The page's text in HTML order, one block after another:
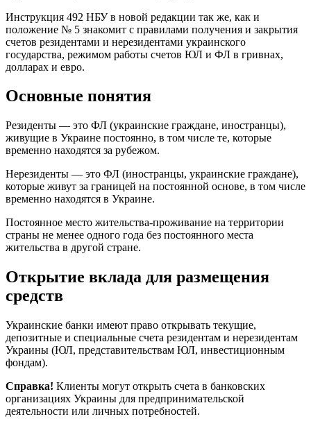
Инструкция 492 НБУ в новой редакции так же, как и
положение № 5 знакомит с правилами получения и закрытия
счетов резидентами и нерезидентами украинского
государства, режимом работы счетов ЮЛ и ФЛ в гривнах,
долларах и евро.
Основные понятия
Резиденты — это ФЛ (украинские граждане, иностранцы),
живущие в Украине постоянно, в том числе те, которые
временно находятся за рубежом.
Нерезиденты — это ФЛ (иностранцы, украинские граждане),
которые живут за границей на постоянной основе, в том числе
временно находятся в Украине.
Постоянное место жительства-проживание на территории
страны не менее одного года без постоянного места
жительства в другой стране.
Открытие вклада для размещения
средств
Украинские банки имеют право открывать текущие,
депозитные и специальные счета резидентам и нерезидентам
Украины (ЮЛ, представительствам ЮЛ, инвестиционным
фондам).
Справка! Клиенты могут открыть счета в банковских
организациях Украины для предпринимательской
деятельности или личных потребностей.